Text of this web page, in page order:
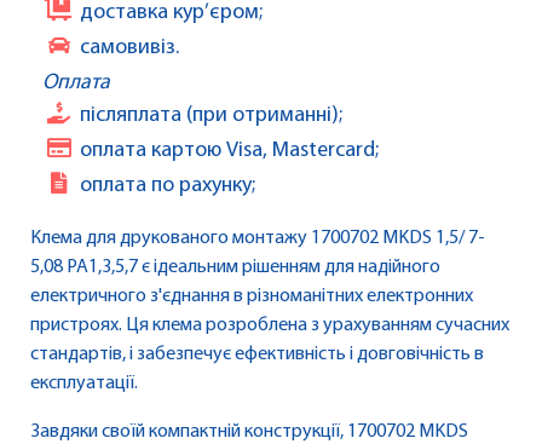
доставка кур’єром;
самовивіз.
Оплата
післяплата (при отриманні);
оплата картою Visa, Mastercard;
оплата по рахунку;
Клема для друкованого монтажу 1700702 MKDS 1,5/ 7-
5,08 PA1,3,5,7 є ідеальним рішенням для надійного
електричного з'єднання в різноманітних електронних
пристроях. Ця клема розроблена з урахуванням сучасних
стандартів, і забезпечує ефективність і довговічність в
експлуатації.
Завдяки своїй компактній конструкції, 1700702 MKDS